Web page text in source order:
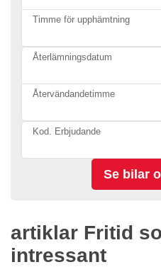
Timme för upphämtning
Återlämningsdatum
Återvändandetimme
Kod. Erbjudande
artiklar Fritid
intressant